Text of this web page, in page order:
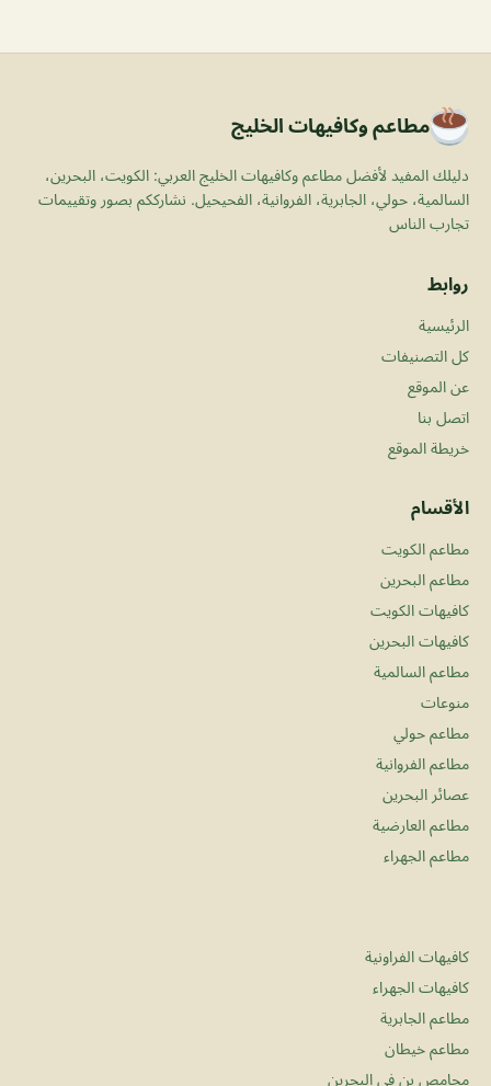
مطاعم وكافيهات الخليج
دليلك المفيد لأفضل مطاعم وكافيهات الخليج العربي: الكويت، البحرين،
السالمية، حولي، الجابرية، الفروانية، الفحيحيل. نشارككم بصور وتقييمات
تجارب الناس
روابط
الرئيسية
كل التصنيفات
عن الموقع
اتصل بنا
خريطة الموقع
الأقسام
مطاعم الكويت
مطاعم البحرين
كافيهات الكويت
كافيهات البحرين
مطاعم السالمية
منوعات
مطاعم حولي
مطاعم الفروانية
عصائر البحرين
مطاعم العارضية
مطاعم الجهراء
كافيهات الفراونية
كافيهات الجهراء
مطاعم الجابرية
مطاعم خيطان
محامص بن في البحرين